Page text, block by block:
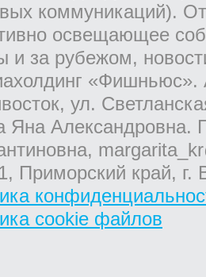
коммуникаций).
освещающее
и за рубежом,
«Фишньюс».
ул.
Яна Александровна.
Приморский край,
cookie файлов